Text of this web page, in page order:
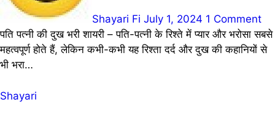
Shayari Fi July 1, 2024 1 Comment
पति पत्नी की दुख भरी शायरी – पति-पत्नी के रिश्ते में प्यार और भरोसा सबसे
महत्वपूर्ण होते हैं, लेकिन कभी-कभी यह रिश्ता दर्द और दुख की कहानियों से
भी भरा…
Shayari